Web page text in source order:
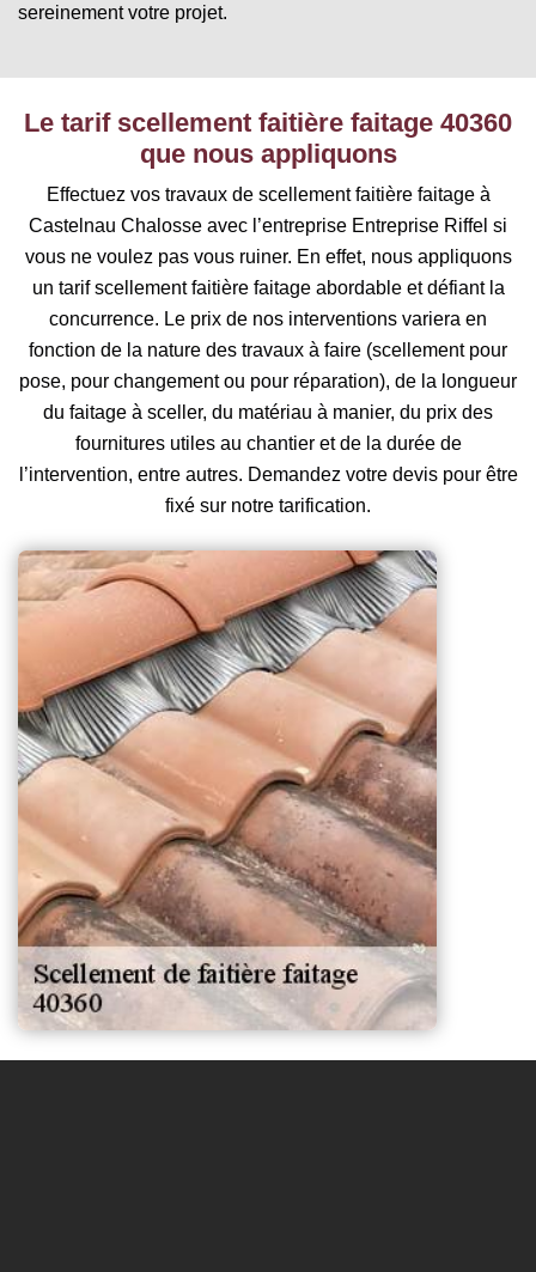
sereinement votre projet.
Le tarif scellement faitière faitage 40360
que nous appliquons
Effectuez vos travaux de scellement faitière faitage à
Castelnau Chalosse avec l’entreprise Entreprise Riffel si
vous ne voulez pas vous ruiner. En effet, nous appliquons
un tarif scellement faitière faitage abordable et défiant la
concurrence. Le prix de nos interventions variera en
fonction de la nature des travaux à faire (scellement pour
pose, pour changement ou pour réparation), de la longueur
du faitage à sceller, du matériau à manier, du prix des
fournitures utiles au chantier et de la durée de
l’intervention, entre autres. Demandez votre devis pour être
fixé sur notre tarification.